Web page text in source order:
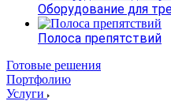
Оборудование для
Полоса препятствий
Готовые решения
Портфолию
Услуги